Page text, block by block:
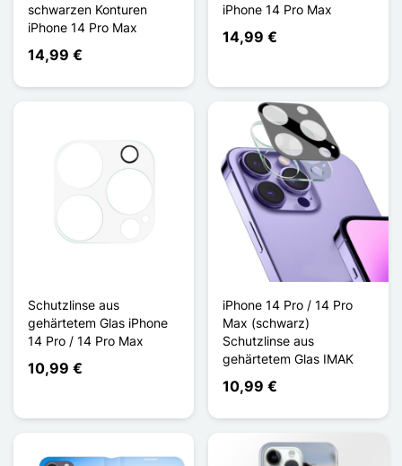
schwarzen Konturen
iPhone 14 Pro Max
14,99 €
iPhone 14 Pro Max
14,99 €
Schutzlinse aus
gehärtetem Glas iPhone
14 Pro / 14 Pro Max
10,99 €
iPhone 14 Pro / 14 Pro
Max (schwarz)
Schutzlinse aus
gehärtetem Glas IMAK
10,99 €